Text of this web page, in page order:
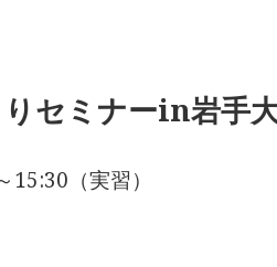
セミナーin岩手
（実習）